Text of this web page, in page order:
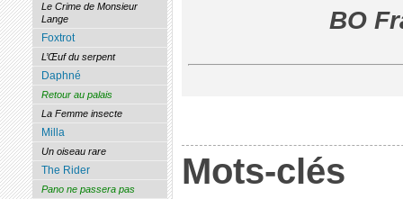
BO
Mots-clés
Le Crime de Monsieur
Lange
Foxtrot
L’Œuf du serpent
Daphné
Retour au palais
La Femme insecte
Milla
Un oiseau rare
The Rider
Pano ne passera pas